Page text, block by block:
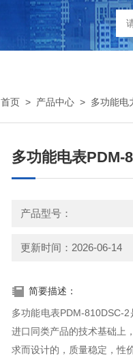
首页 > 产品中心 > 多功能电
多功能电表PDM-
产品型号：
更新时间：2026-06-14
简要描述：
多功能电表PDM-810DSC-
进口同类产品的技术基础上
求而设计的，质量稳定，性